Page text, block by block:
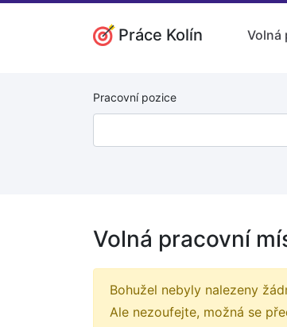
Práce Kolín Volná
Pracovní pozice
Volná pracovní
Bohužel nebyly nalezeny
Ale nezoufejte, možná se